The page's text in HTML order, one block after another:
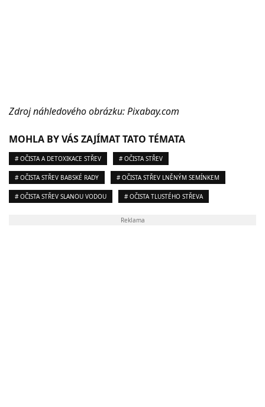
Zdroj náhledového obrázku: Pixabay.com
MOHLA BY VÁS ZAJÍMAT TATO TÉMATA
# OČISTA A DETOXIKACE STŘEV # OČISTA STŘEV
# OČISTA STŘEV BABSKÉ RADY # OČISTA STŘEV LNĚNÝM SEMÍNKEM
# OČISTA STŘEV SLANOU VODOU # OČISTA TLUSTÉHO STŘEVA
Reklama